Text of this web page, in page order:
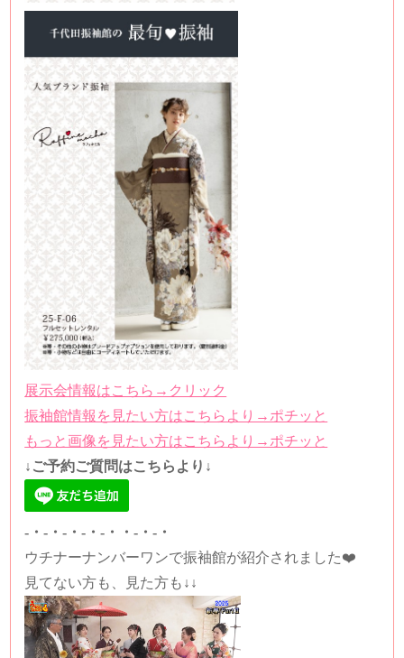
展示会情報はこちら→クリック
振袖館情報を見たい方はこちらより→ポチッと
もっと画像を見たい方はこちらより→ポチッと
↓ご予約ご質問はこちらより↓
-・-・-・-・-・・-・-・
ウチナーナンバーワンで振袖館が紹介されました❤️
見てない方も、見た方も↓↓